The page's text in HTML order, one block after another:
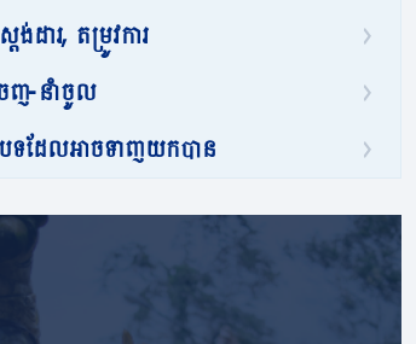
តង់ដារ, តម្រូវការ
េញ-នាំចូល
ដែលអាចទាញយកបាន